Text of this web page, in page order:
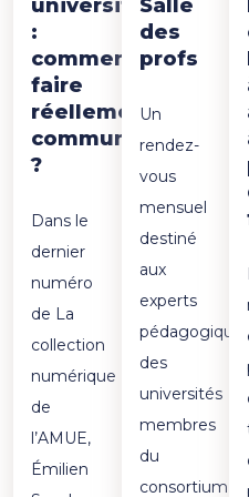
universitaire
:
comment
faire
réellement
communauté
?
Dans le
dernier
numéro
de La
collection
numérique
de
l’AMUE,
Émilien
Salle
des
profs
Un
rendez-
vous
mensuel
destiné
aux
experts
des
universités
membres
du
consortium